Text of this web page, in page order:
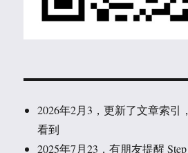
2026年2月3，更新了文章索引
看到
2025年7月23，有朋友提醒